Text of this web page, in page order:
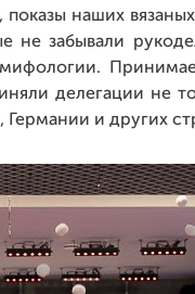
наших
не забывали
делегации не
и других